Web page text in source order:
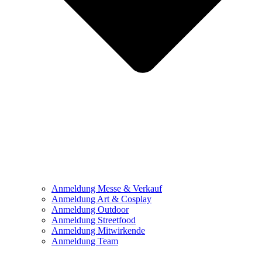
Anmeldung Messe & Verkauf
Anmeldung Art & Cosplay
Anmeldung Outdoor
Anmeldung Streetfood
Anmeldung Mitwirkende
Anmeldung Team